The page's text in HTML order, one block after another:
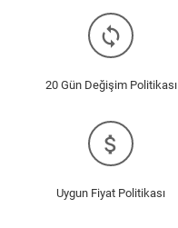
loop
20 Gün Değişim Politikası
attach_money
Uygun Fiyat Politikası